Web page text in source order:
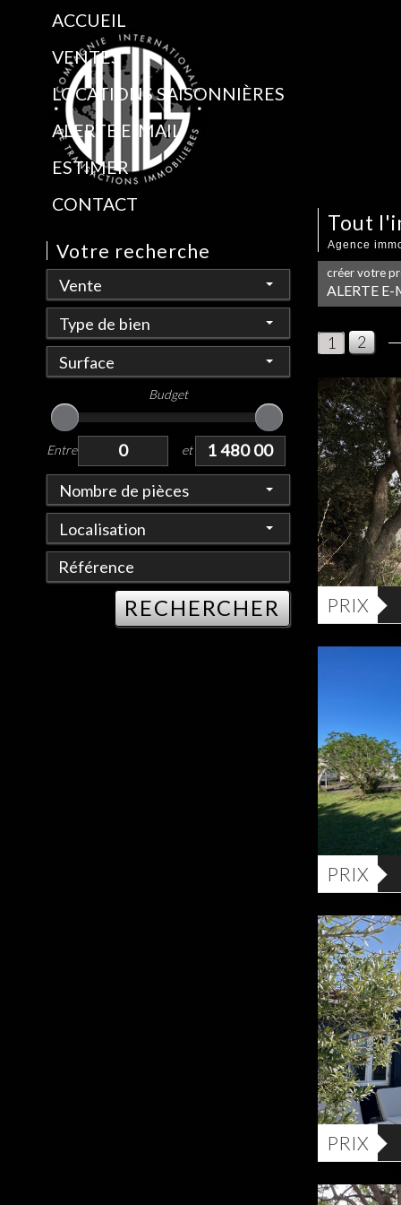
ACCUEIL
VENTES
LOCATIONS SAISONNIÈRES
ALERTE E-MAIL
ESTIMER
CONTACT
Votre recherche
Vente
Type de bien
Surface
Budget
Entre et
Nombre de pièces
Localisation
RECHERCHER
Tout
Agence
créer votre
ALERTE E-
1 2
PRIX
PRIX
PRIX